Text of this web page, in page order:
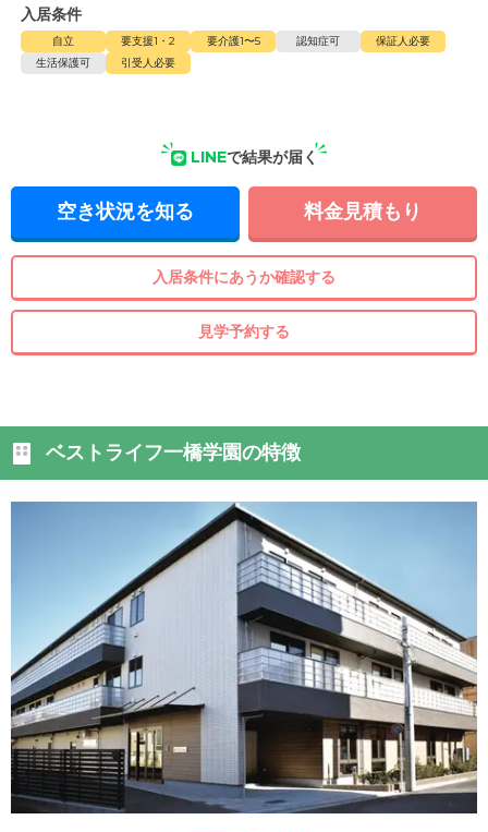
入居条件
自立 要支援1・2 要介護1〜5 認知症可
保証人必要
生活保護可
引受人必要
LINEで結果が届く
空き状況を知る 料金見積もり
入居条件にあうか確認する
見学予約する
ベストライフ一橋学園の特徴